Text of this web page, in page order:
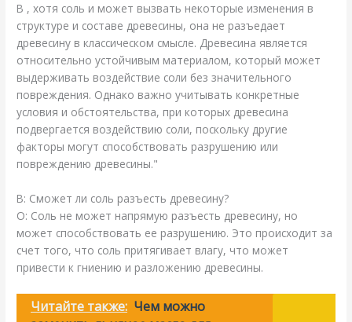
В , хотя соль и может вызвать некоторые изменения в
структуре и составе древесины, она не разъедает
древесину в классическом смысле. Древесина является
относительно устойчивым материалом, который может
выдерживать воздействие соли без значительного
повреждения. Однако важно учитывать конкретные
условия и обстоятельства, при которых древесина
подвергается воздействию соли, поскольку другие
факторы могут способствовать разрушению или
повреждению древесины."
В: Сможет ли соль разъесть древесину?
О: Соль не может напрямую разъесть древесину, но
может способствовать ее разрушению. Это происходит за
счет того, что соль притягивает влагу, что может
привести к гниению и разложению древесины.
Читайте также: Чем можно